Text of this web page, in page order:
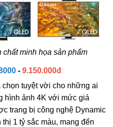
minh họa sản phẩm
- 9.150.000đ
chọn tuyệt vời cho những ai
hình ảnh 4K với mức giá
trang bị công nghệ Dynamic
1 tỷ sắc màu, mang đến